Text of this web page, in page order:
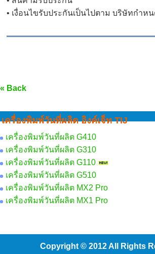
• เงื่อนไขรับประกันเป็นไปตาม บริษัทกำห
« Back
เครื่องพิมพ์วันที่ผลิต อิงค์เจ็ท TIJ
เครื่องพิมพ์วันที่ผลิต G410
เครื่องพิมพ์วันที่ผลิต G310
เครื่องพิมพ์วันที่ผลิต G110
เครื่องพิมพ์วันที่ผลิต G510
เครื่องพิมพ์วันที่ผลิต MX2 Pro
เครื่องพิมพ์วันที่ผลิต MX1 Pro
Copyright © 2012 All Rights